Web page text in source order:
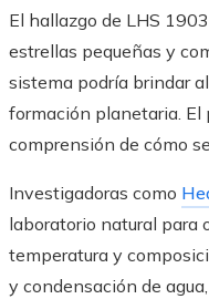
El hallazgo de LHS
estrellas pequeñas y
sistema podría brindar
formación planetaria. El
comprensión de cómo
Investigadoras como
laboratorio natural para
temperatura y
y condensación de